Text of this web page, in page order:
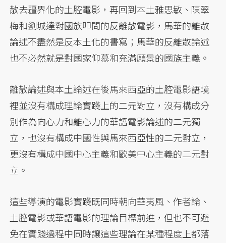
散去疆界化的土腔電影，再回到本土雅思敏、陳翠
梅和劉城達對國族叩問的反離散電影，馬華的離散
論述不盡然是反本土化的書寫；馬華的反離散論述
也不必然就是對國家仰慕和充滿願景的國族主義。
離散論述與本土論述在後馬來西亞的土腔電影語境
裡並沒有構成理論實踐上的二元對立，沒有構成分
別作為向心力和離心力的華語電影論述的二元獨
立，也沒有構成中國性與馬來西亞性的二元對立，
更沒有構成中國中心主義和歐美中心主義的二元對
立。
這些導演的電影實踐既同時朝向華夷風、作者論、
土腔電影或華語電影的理論目標前進，但也不可避
免在實踐過程中同時讓這些理論在某種程度上都落